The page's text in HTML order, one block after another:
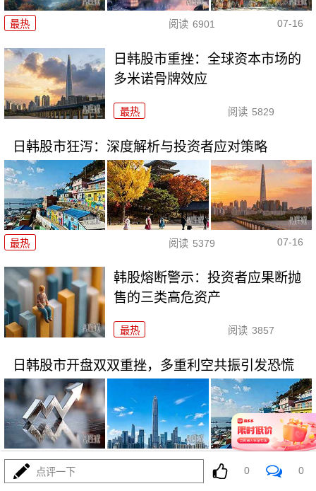
最热 阅读 6901 07-16
日韩股市重挫：全球资本市场的
多米诺骨牌效应
最热 阅读 5829
日韩股市狂泻：深度解析与投资者应对策略
最热 阅读 5379 07-16
韩股熔断警示：投资者应果断抛
售的三类高危资产
最热 阅读 3857
日韩股市开盘双双重挫，多重利空共振引发恐慌
最热 阅读 5124
点评一下 0 0